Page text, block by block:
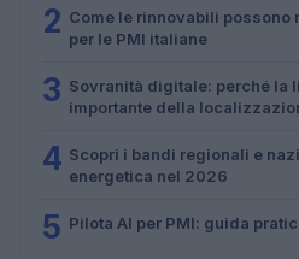
2 Come le rinnovabili
per le PMI italiane
3 Sovranità digitale: perché la
importante della
4 Scopri i bandi regionali e
energetica nel 2026
5 Pilota AI per PMI: guida